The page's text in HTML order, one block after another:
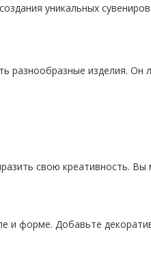
уникальных
разнообразные изделия.
свою креативность.
форме. Добавьте